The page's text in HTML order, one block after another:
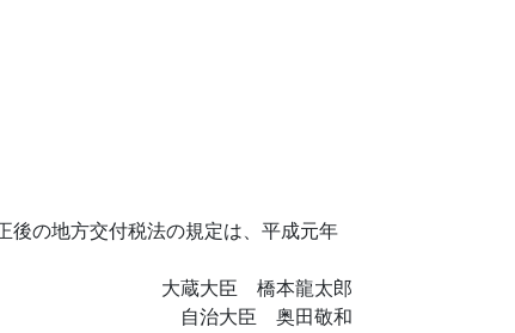
後の地方交付税法の規定は、平成元年
大蔵大臣 橋本龍太郎
自治大臣 奥田敬和